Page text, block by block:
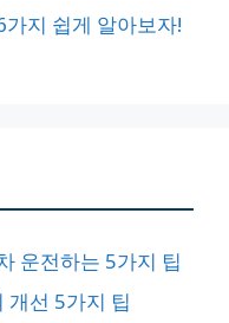
지 쉽게 알아보자!
운전하는 5가지 팁
개선 5가지 팁